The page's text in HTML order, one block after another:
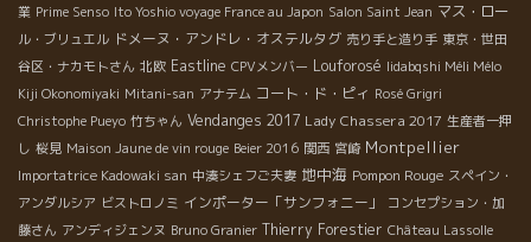
業 Prime Senso Ito Yoshio voyage France au Japon Salon Saint Jean マス・ロー
ル・ブリュエル ドメーヌ・アンドレ・オステルタグ 売り手と造り手 東京・世田
谷区・ナカモトさん 北欧 Eastline CPVメンバー Louforosé Iidabqshi Méli Mélo
Kiji Okonomiyaki Mitani-san アナテム コート・ド・ピィ Rosé Grigri
Christophe Pueyo 竹ちゃん Vendanges 2017 Lady Chassera 2017 生産者一押
し 桜見 Maison Jaune de vin rouge Beier 2016 関西 宮崎 Montpellier
Importatrice Kadowaki san 中湊シェフご夫妻 地中海 Pompon Rouge スペイン・
アンダルシア ビストロノミ インポーター「サンフォニー」
コンセプション・加
藤さん アンディジェンヌ Bruno Granier Thierry Forestier Château Lassolle